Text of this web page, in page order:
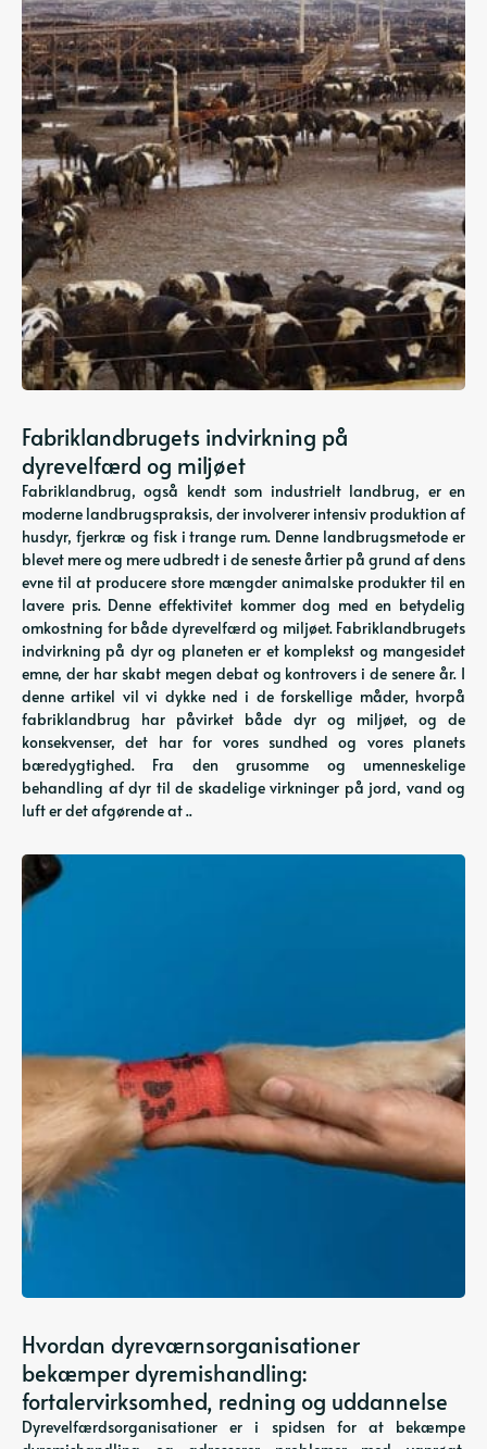
Fabriklandbrugets indvirkning på
dyrevelfærd og miljøet
Fabriklandbrug, også kendt som industrielt landbrug, er en
moderne landbrugspraksis, der involverer intensiv produktion af
husdyr, fjerkræ og fisk i trange rum. Denne landbrugsmetode er
blevet mere og mere udbredt i de seneste årtier på grund af dens
evne til at producere store mængder animalske produkter til en
lavere pris. Denne effektivitet kommer dog med en betydelig
omkostning for både dyrevelfærd og miljøet. Fabriklandbrugets
indvirkning på dyr og planeten er et komplekst og mangesidet
emne, der har skabt megen debat og kontrovers i de senere år. I
denne artikel vil vi dykke ned i de forskellige måder, hvorpå
fabriklandbrug har påvirket både dyr og miljøet, og de
konsekvenser, det har for vores sundhed og vores planets
bæredygtighed. Fra den grusomme og umenneskelige
behandling af dyr til de skadelige virkninger på jord, vand og
luft er det afgørende at ..
Hvordan dyreværnsorganisationer
bekæmper dyremishandling:
fortalervirksomhed, redning og uddannelse
Dyrevelfærdsorganisationer er i spidsen for at bekæmpe